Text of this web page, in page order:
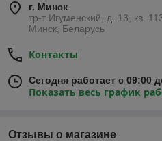
г. Минск
тр-т Игуменский, д. 13, кв.
Минск, Беларусь
Контакты
Сегодня работает с 09:00
Показать весь график
Отзывы о магазине